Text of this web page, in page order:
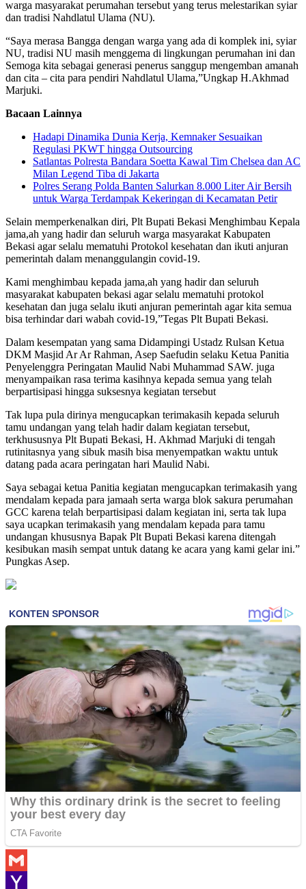
warga masyarakat perumahan tersebut yang terus melestarikan syiar
dan tradisi Nahdlatul Ulama (NU).
“Saya merasa Bangga dengan warga yang ada di komplek ini, syiar
NU, tradisi NU masih menggema di lingkungan perumahan ini dan
Semoga kita sebagai generasi penerus sanggup mengemban amanah
dan cita – cita para pendiri Nahdlatul Ulama,”Ungkap H.Akhmad
Marjuki.
Bacaan Lainnya
Hadapi Dinamika Dunia Kerja, Kemnaker Sesuaikan
Regulasi PKWT hingga Outsourcing
Satlantas Polresta Bandara Soetta Kawal Tim Chelsea dan AC
Milan Legend Tiba di Jakarta
Polres Serang Polda Banten Salurkan 8.000 Liter Air Bersih
untuk Warga Terdampak Kekeringan di Kecamatan Petir
Selain memperkenalkan diri, Plt Bupati Bekasi Menghimbau Kepala
jama,ah yang hadir dan seluruh warga masyarakat Kabupaten
Bekasi agar selalu mematuhi Protokol kesehatan dan ikuti anjuran
pemerintah dalam menanggulangin covid-19.
Kami menghimbau kepada jama,ah yang hadir dan seluruh
masyarakat kabupaten bekasi agar selalu mematuhi protokol
kesehatan dan juga selalu ikuti anjuran pemerintah agar kita semua
bisa terhindar dari wabah covid-19,”Tegas Plt Bupati Bekasi.
Dalam kesempatan yang sama Didampingi Ustadz Rulsan Ketua
DKM Masjid Ar Ar Rahman, Asep Saefudin selaku Ketua Panitia
Penyelenggra Peringatan Maulid Nabi Muhammad SAW. juga
menyampaikan rasa terima kasihnya kepada semua yang telah
berpartisipasi hingga suksesnya kegiatan tersebut
Tak lupa pula dirinya mengucapkan terimakasih kepada seluruh
tamu undangan yang telah hadir dalam kegiatan tersebut,
terkhususnya Plt Bupati Bekasi, H. Akhmad Marjuki di tengah
rutinitasnya yang sibuk masih bisa menyempatkan waktu untuk
datang pada acara peringatan hari Maulid Nabi.
Saya sebagai ketua Panitia kegiatan mengucapkan terimakasih yang
mendalam kepada para jamaah serta warga blok sakura perumahan
GCC karena telah berpartisipasi dalam kegiatan ini, serta tak lupa
saya ucapkan terimakasih yang mendalam kepada para tamu
undangan khususnya Bapak Plt Bupati Bekasi karena ditengah
kesibukan masih sempat untuk datang ke acara yang kami gelar ini.”
Pungkas Asep.
Gmail